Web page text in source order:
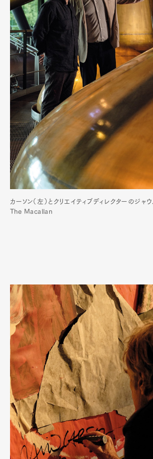
カーソン（左）とクリエイティブディレクターのジャ
The Macallan